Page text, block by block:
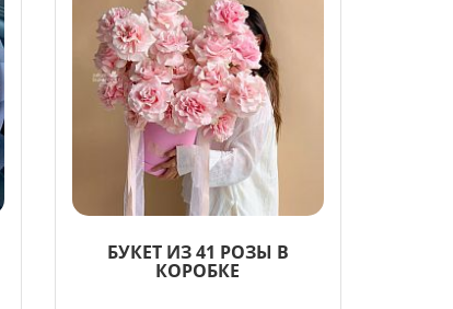
БУКЕТ ИЗ 41 РОЗЫ В
КОРОБКЕ